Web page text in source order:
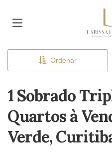
Ordenar
1 Sobrado
Quartos à
Verde,